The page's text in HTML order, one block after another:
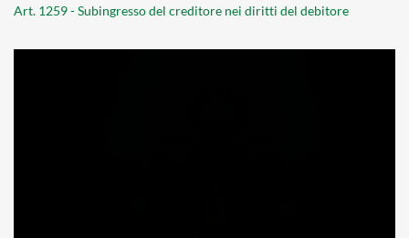
Art. 1259 - Subingresso del creditore nei diritti del debitore